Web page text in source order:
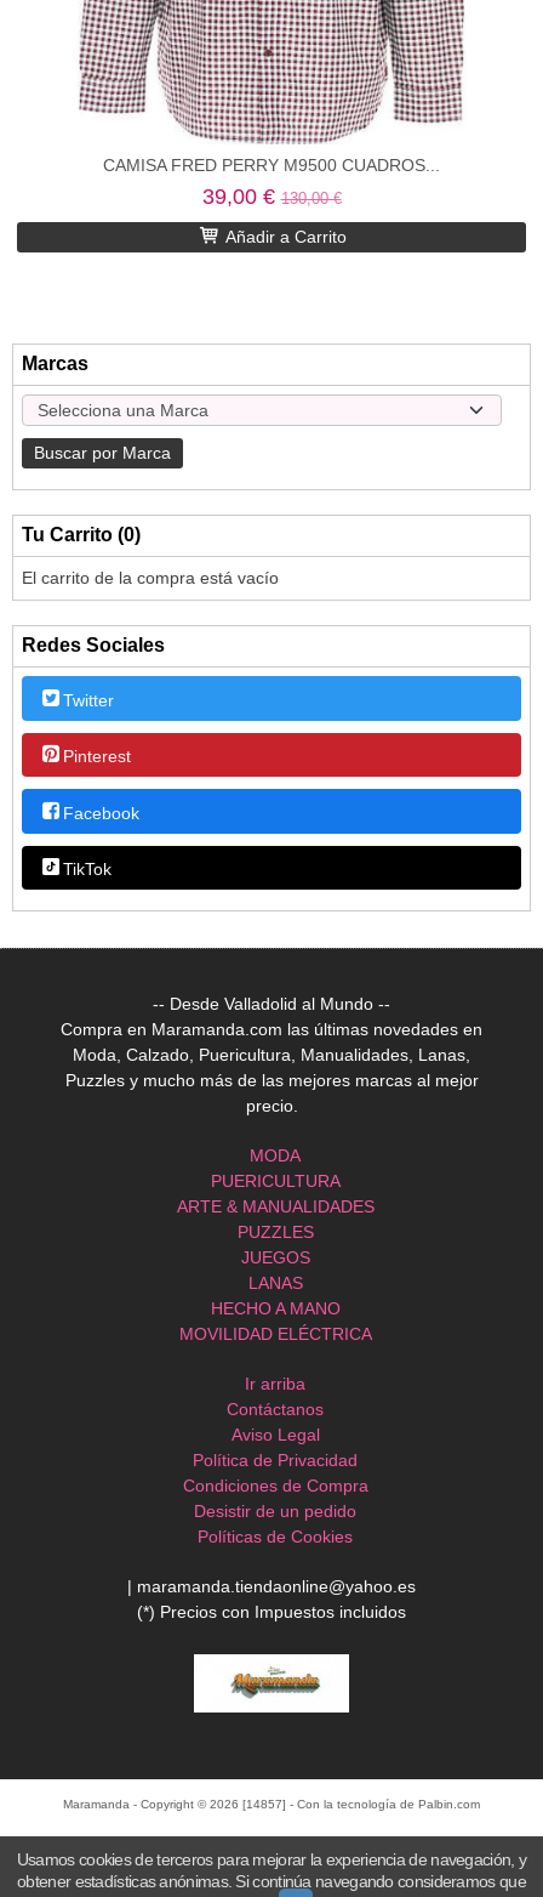
Marcas
Tu Carrito (0)
El carrito de la compra está vacío
Redes Sociales
Twitter
Pinterest
Facebook
TikTok
CAMISA FRED PERRY M9500 CUADROS...
39,00 €130,00 €
Añadir a Carrito
-- Desde Valladolid al Mundo --
Compra en Maramanda.com las últimas novedades en
Moda, Calzado, Puericultura, Manualidades, Lanas,
Puzzles y mucho más de las mejores marcas al mejor
precio.
MODA
PUERICULTURA
ARTE & MANUALIDADES
PUZZLES
JUEGOS
LANAS
HECHO A MANO
MOVILIDAD ELÉCTRICA
Ir arriba
Contáctanos
Aviso Legal
Política de Privacidad
Condiciones de Compra
Desistir de un pedido
Políticas de Cookies
| maramanda.tiendaonline@yahoo.es
(*) Precios con Impuestos incluidos
Maramanda - Copyright © 2026 [14857] - Con la tecnología de Palbin.com
Usamos cookies de terceros para mejorar la experiencia de navegación, y
obtener estadísticas anónimas. Si continúa navegando consideramos que